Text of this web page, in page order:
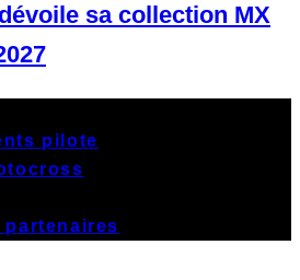
sa collection MX
pilote
partenaires